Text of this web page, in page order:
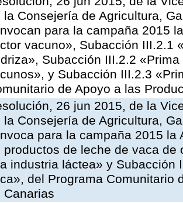
la Consejería de Agricultura,
para la campaña 2015
vacuno», Subacción III.2.1
Subacción III.2.2
y Subacción III.2.3
de Apoyo a las
26 jun 2015, de la
la Consejería de Agricultura,
para la campaña 2015
productos de leche de vaca
industria láctea» y Subacción
del Programa Comunitario
Canarias